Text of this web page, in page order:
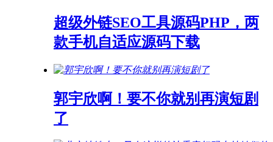
超级外链SEO工具源码PHP，两
款手机自适应源码下载
郭宇欣啊！要不你就别再演短剧
了